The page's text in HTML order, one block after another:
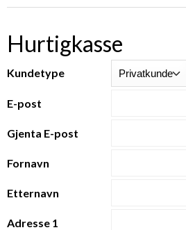
Hurtigkasse
Kundetype
E-post
Gjenta E-post
Fornavn
Etternavn
Adresse 1